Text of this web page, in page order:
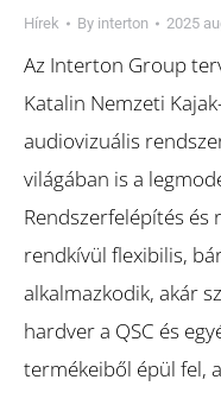
Hírek By interton 2025
Az Interton Group
Katalin Nemzeti
audiovizuális
világában is a
Rendszerfelépítés és
rendkívül flexibilis,
alkalmazkodik, akár
hardver a QSC és
termékeiből épül fel,